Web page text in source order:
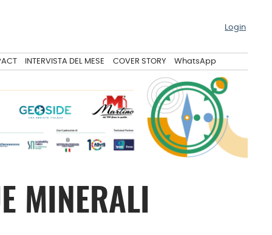
Login
INTERVISTA DEL MESE COVER STORY WhatsApp
MINERALI